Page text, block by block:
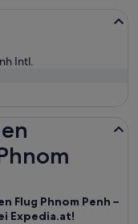
Intl.
Flug Phnom Penh –
Expedia.at!
Wien